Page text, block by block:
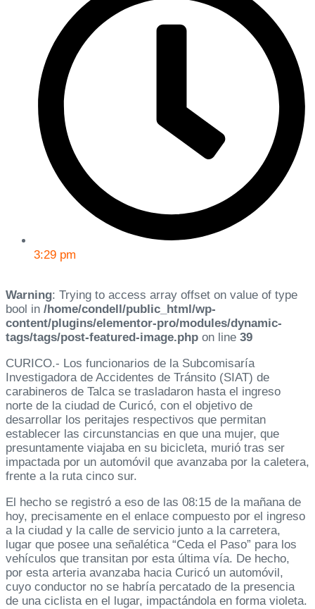
3:29 pm
Warning: Trying to access array offset on value of type
bool in /home/condell/public_html/wp-
content/plugins/elementor-pro/modules/dynamic-
tags/tags/post-featured-image.php on line 39
CURICO.- Los funcionarios de la Subcomisaría
Investigadora de Accidentes de Tránsito (SIAT) de
carabineros de Talca se trasladaron hasta el ingreso
norte de la ciudad de Curicó, con el objetivo de
desarrollar los peritajes respectivos que permitan
establecer las circunstancias en que una mujer, que
presuntamente viajaba en su bicicleta, murió tras ser
impactada por un automóvil que avanzaba por la caletera,
frente a la ruta cinco sur.
El hecho se registró a eso de las 08:15 de la mañana de
hoy, precisamente en el enlace compuesto por el ingreso
a la ciudad y la calle de servicio junto a la carretera,
lugar que posee una señalética “Ceda el Paso” para los
vehículos que transitan por esta última vía. De hecho,
por esta arteria avanzaba hacia Curicó un automóvil,
cuyo conductor no se habría percatado de la presencia
de una ciclista en el lugar, impactándola en forma violeta.